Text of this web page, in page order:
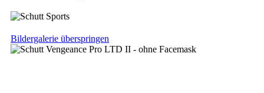
Bildergalerie überspringen